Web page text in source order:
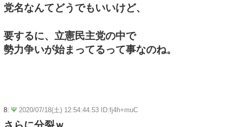
党名なんてどうでもいいけど、
要するに、立憲民主党の中で
勢力争いが始まってるって事なのね。
8: Ψ 2020/07/18(土) 12:54:44.53 ID:fj4h+muC